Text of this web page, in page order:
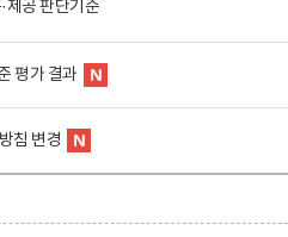
제공 판단기준
평가 결과
침 변경